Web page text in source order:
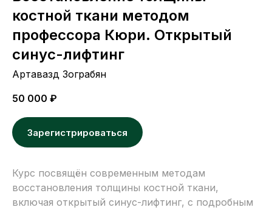
костной ткани методом
профессора Кюри. Открытый
синус-лифтинг
Артавазд Зограбян
50 000 ₽
Зарегистрироваться
Курс посвящён современным методам
восстановления толщины костной ткани,
включая открытый синус-лифтинг, с подробным